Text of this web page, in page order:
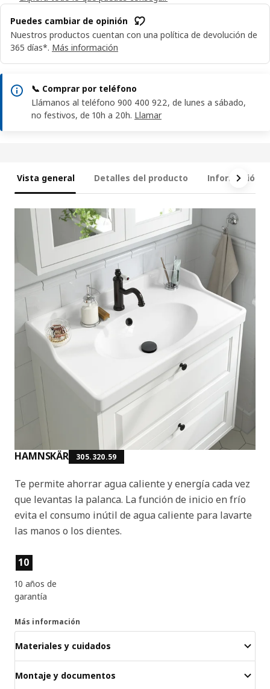
Puedes cambiar de opinión
Nuestros productos cuentan con una política de devolución de
365 días*. Más información
📞 Comprar por teléfono
Llámanos al teléfono 900 400 922, de lunes a sábado,
no festivos, de 10h a 20h. Llamar
Vista general Detalles del producto Información
HAMNSKÄR 305.320.59
Te permite ahorrar agua caliente y energía cada vez
que levantas la palanca. La función de inicio en frío
evita el consumo inútil de agua caliente para lavarte
las manos o los dientes.
Características del producto
10
10 años de
garantía
Más información
Materiales y cuidados
Montaje y documentos